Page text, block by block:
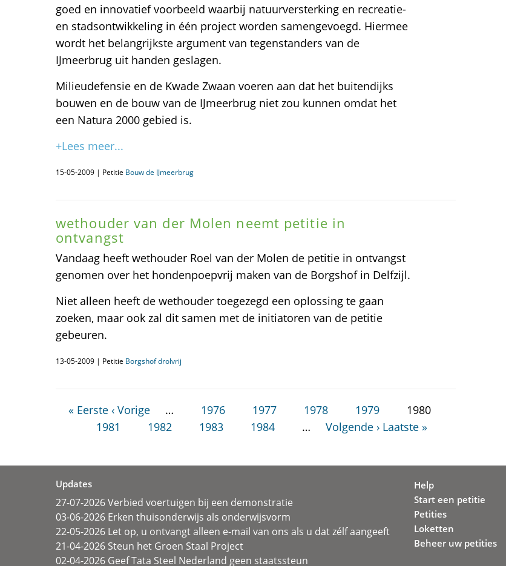
goed en innovatief voorbeeld waarbij natuurversterking en recreatie-
en stadsontwikkeling in één project worden samengevoegd. Hiermee
wordt het belangrijkste argument van tegenstanders van de
IJmeerbrug uit handen geslagen.
Milieudefensie en de Kwade Zwaan voeren aan dat het buitendijks
bouwen en de bouw van de IJmeerbrug niet zou kunnen omdat het
een Natura 2000 gebied is.
+Lees meer...
15-05-2009 | Petitie Bouw de IJmeerbrug
wethouder van der Molen neemt petitie in
ontvangst
Vandaag heeft wethouder Roel van der Molen de petitie in ontvangst
genomen over het hondenpoepvrij maken van de Borgshof in Delfzijl.
Niet alleen heeft de wethouder toegezegd een oplossing te gaan
zoeken, maar ook zal dit samen met de initiatoren van de petitie
gebeuren.
13-05-2009 | Petitie Borgshof drolvrij
« Eerste ‹ Vorige … 1976 1977 1978 1979
1980
1981
1982 1983 1984 … Volgende › Laatste »
Updates
27-07-2026 Verbied voertuigen bij een demonstratie
03-06-2026 Erken thuisonderwijs als onderwijsvorm
22-05-2026 Let op, u ontvangt alleen e-mail van ons als u dat zélf aangeeft
21-04-2026 Steun het Groen Staal Project
02-04-2026 Geef Tata Steel Nederland geen staatssteun
Help
Start een petitie
Petities
Loketten
Beheer uw petities